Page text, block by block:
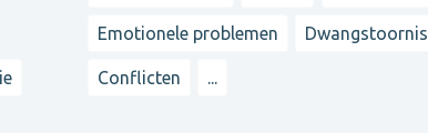
Emotionele problemen Dwangstoornis
Conflicten ...